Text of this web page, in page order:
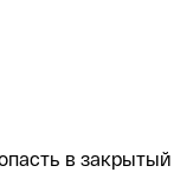
в закрытый